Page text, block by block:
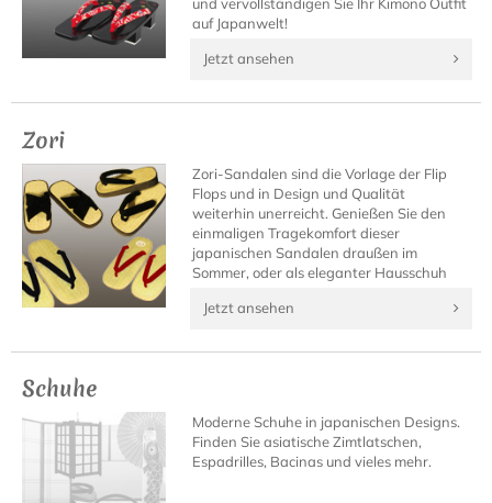
auf Japanwelt!
Jetzt ansehen
Zori
Zori-Sandalen sind die Vorlage der Flip
Flops und in Design und Qualität
weiterhin unerreicht. Genießen Sie den
einmaligen Tragekomfort dieser
japanischen Sandalen draußen im
Sommer, oder als eleganter Hausschuh
Jetzt ansehen
Schuhe
Moderne Schuhe in japanischen Designs.
Finden Sie asiatische Zimtlatschen,
Espadrilles, Bacinas und vieles mehr.